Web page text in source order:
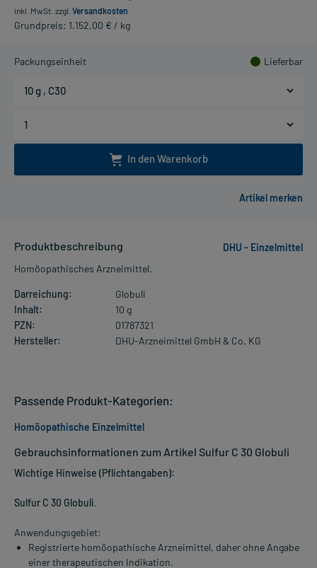
inkl. MwSt. zzgl. Versandkosten
Grundpreis: 1.152,00 € / kg
Packungseinheit Lieferbar
In den Warenkorb
Produktbeschreibung
DHU - Einzelmittel
Homöopathisches Arzneimittel.
Darreichung:
Globuli
Inhalt:
10 g
PZN:
01787321
Hersteller:
DHU-Arzneimittel GmbH & Co. KG
Gebrauchsinformationen zum Artikel Sulfur C 30 Globuli
Wichtige Hinweise (Pflichtangaben):
Sulfur C 30 Globuli.
Anwendungsgebiet:
Registrierte homöopathische Arzneimittel, daher ohne Angabe
einer therapeutischen Indikation.
Passende Produkt-Kategorien:
Homöopathische Einzelmittel